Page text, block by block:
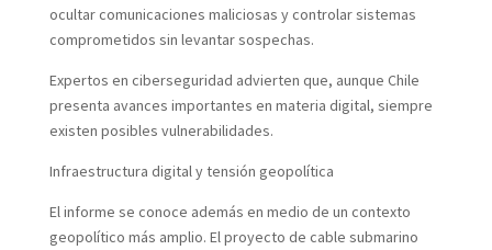
ocultar comunicaciones maliciosas y controlar sistemas
comprometidos sin levantar sospechas.
Expertos en ciberseguridad advierten que, aunque Chile
presenta avances importantes en materia digital, siempre
existen posibles vulnerabilidades.
Infraestructura digital y tensión geopolítica
El informe se conoce además en medio de un contexto
geopolítico más amplio. El proyecto de cable submarino